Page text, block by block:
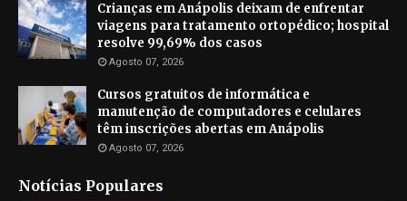
Crianças em Anápolis deixam de enfrentar
viagens para tratamento ortopédico; hospital
resolve 99,69% dos casos
Agosto 07, 2026
Cursos gratuitos de informática e
manutenção de computadores e celulares
têm inscrições abertas em Anápolis
Agosto 07, 2026
Notícias Populares